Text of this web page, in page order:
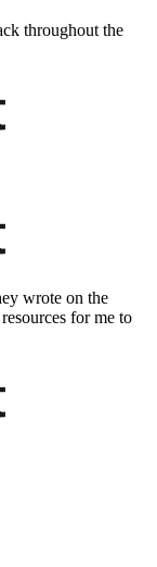
throughout the
wrote on the
for me to